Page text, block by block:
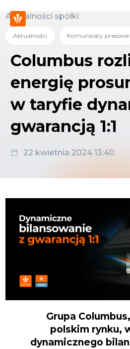
Aktualności spółki
Aktualności Komunikaty prasowe
Columbus
energię
w taryfie
gwarancją 1:1
22 kwietnia 2024 13:40
Grupa
polskim rynku,
dynamicznego